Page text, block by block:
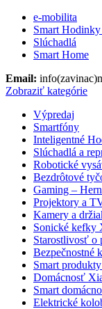
e-mobilita
Smart
Slúchadlá
Smart Home
Email:
Zobraziť kategórie
Výpredaj
Smartfóny
Inteligentné
Slúchadlá a
Robotické
Bezdrôtové
Gaming –
Projektory a
Kamery a
Sonické kefky
Starostlivosť o
Bezpečnostné
Smart
Domácnosť
Smart
Elektrické